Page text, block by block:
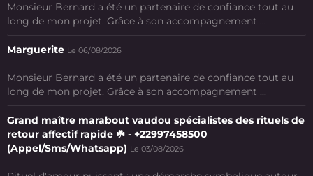
Monsieur Bernard a été un partenaire de confiance tout au
long de mon projet. Grâce à son accompagnement ...
Marguerite Le 06/08/2026
Monsieur Bernard a été un partenaire de confiance tout au
long de mon projet. Grâce à son accompagnement ...
Grand maître marabout vaudou spécialistes des rituels de
retour affectif rapide ☘️ - +22997458500
(Appel/Sms/Whatsapp) Le 03/08/2026